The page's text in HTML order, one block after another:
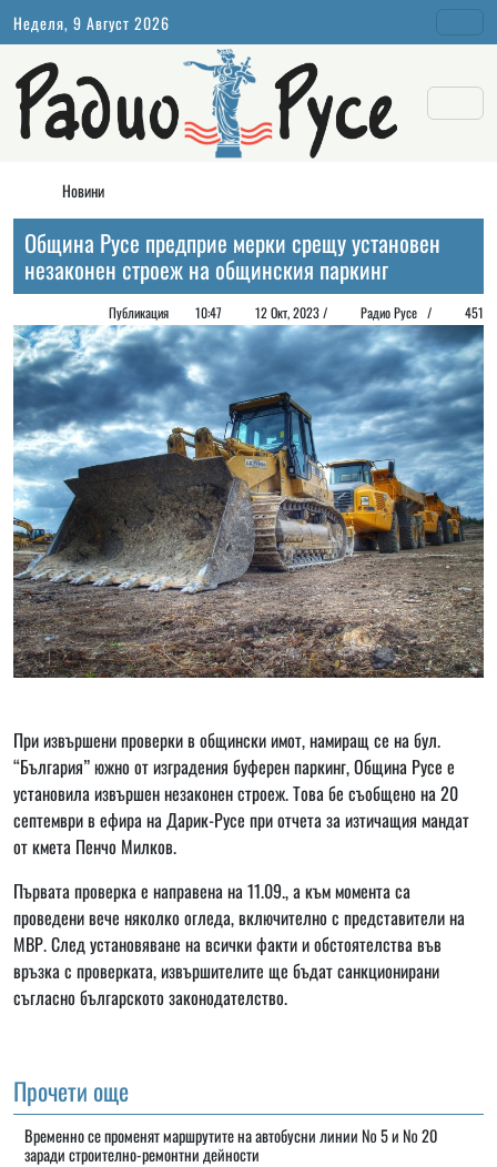
Неделя, 9 Август 2026
Новини
Община Русе предприе мерки срещу установен
незаконен строеж на общинския паркинг
Публикация 10:47 12 Окт, 2023 / Радио Русе / 451
При извършени проверки в общински имот, намиращ се на бул.
“България” южно от изградения буферен паркинг, Община Русе е
установила извършен незаконен строеж. Това бе съобщено на 20
септември в ефира на Дарик-Русе при отчета за изтичащия мандат
от кмета Пенчо Милков.
Първата проверка е направена на 11.09., а към момента са
проведени вече няколко огледа, включително с представители на
МВР. След установяване на всички факти и обстоятелства във
връзка с проверката, извършителите ще бъдат санкционирани
съгласно българското законодателство.
Прочети още
Временно се променят маршрутите на автобусни линии № 5 и № 20
заради строително-ремонтни дейности